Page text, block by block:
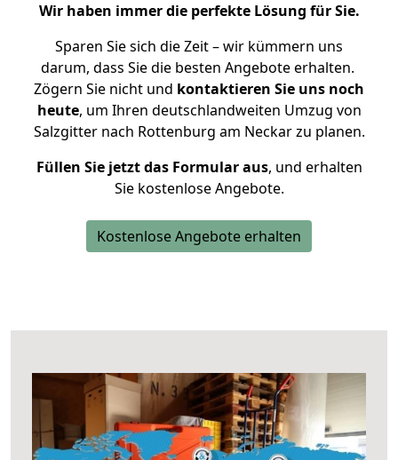
Wir haben immer die perfekte Lösung für Sie.
Sparen Sie sich die Zeit – wir kümmern uns
darum, dass Sie die besten Angebote erhalten.
Zögern Sie nicht und kontaktieren Sie uns noch
heute, um Ihren deutschlandweiten Umzug von
Salzgitter nach Rottenburg am Neckar zu planen.
Füllen Sie jetzt das Formular aus, und erhalten
Sie kostenlose Angebote.
Kostenlose Angebote erhalten